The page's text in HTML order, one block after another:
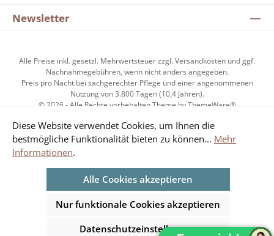
Newsletter
Alle Preise inkl. gesetzl. Mehrwertsteuer zzgl.Versandkosten und ggf.
Nachnahmegebühren, wenn nicht anders angegeben.
Preis pro Nacht bei sachgerechter Pflege und einer angenommenen
Nutzung von 3.800 Tagen (10,4 Jahren).
© 2026 - Alle Rechte vorbehalten Theme byThemeWare®
Durchschnittliche Bewertung von 4.85 von 5 Sternen
SEHR GUT
4.85/ 5.00
aus 1953 Bewertungen
Diese Website verwendet Cookies, um Ihnen die
bestmögliche Funktionalität bieten zu können... Mehr
Informationen.
Alle Cookies akzeptieren
Nur funktionale Cookies akzeptieren
Datenschutzeinstellungen